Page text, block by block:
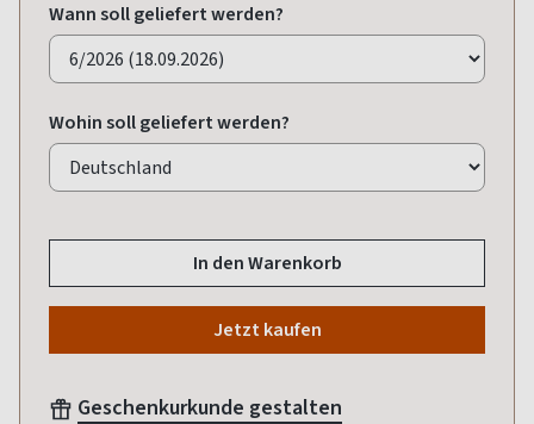
Wann soll geliefert werden?
Wohin soll geliefert werden?
In den Warenkorb
Jetzt kaufen
Geschenkurkunde gestalten